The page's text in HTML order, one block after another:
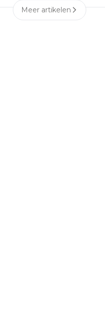
Meer artikelen